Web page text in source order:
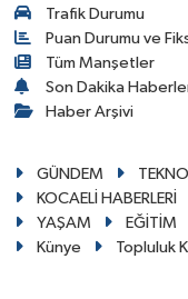
Trafik Durumu
Puan Durumu ve
Tüm Manşetler
Son Dakika
Haber Arşivi
GÜNDEM
KOCAELİ HABERLERİ
YAŞAM
EĞİTİM
Künye
Topluluk